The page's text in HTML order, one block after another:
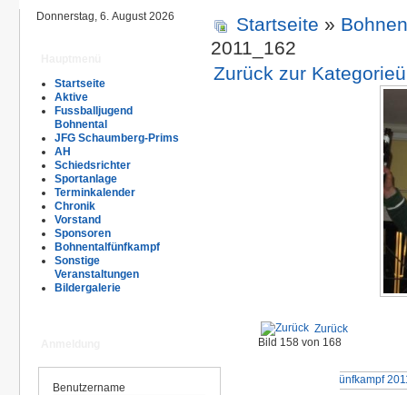
Donnerstag, 6. August 2026
Startseite
Aktive
Fussballjugend
Bohnental
JFG Schaumberg-Prims
AH
Schiedsrichter
Sportanlage
Terminkalender
Chronik
Vorstand
Sponsoren
Bohnentalfünfkampf
Sonstige
Veranstaltungen
Bildergalerie
Benutzername
Startseite »
2011_162
Zurück zur
Zurück
Bild 158 von 168